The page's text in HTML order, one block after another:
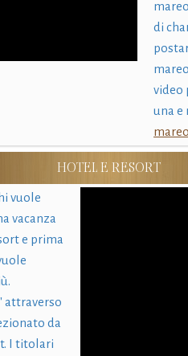
di
video
una e
HOTEL E RESORT
vuole
vacanza
e prima
attraverso
da
I titolari